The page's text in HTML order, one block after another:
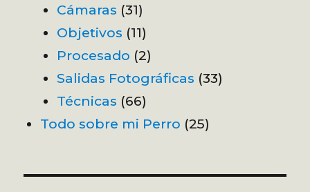
Cámaras (31)
Objetivos (11)
Procesado (2)
Salidas Fotográficas (33)
Técnicas (66)
Todo sobre mi Perro (25)